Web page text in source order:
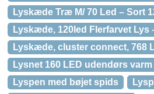
Lyskæde Træ M/ 70 Led – Sort
Lyskæde, 120led Flerfarvet Lys
Lyskæde, cluster connect, 768
Lysnet 160 LED udendørs varm
Lyspen med bøjet spids